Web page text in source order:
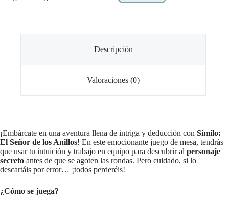
Descripción
Valoraciones (0)
¡Embárcate en una aventura llena de intriga y deducción con Similo:
El Señor de los Anillos! En este emocionante juego de mesa, tendrás
que usar tu intuición y trabajo en equipo para descubrir al personaje
secreto antes de que se agoten las rondas. Pero cuidado, si lo
descartáis por error… ¡todos perderéis!
¿Cómo se juega?